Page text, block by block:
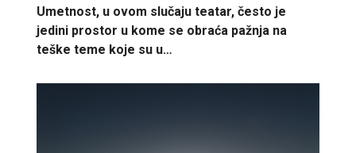
Umetnost, u ovom slučaju teatar, često je
jedini prostor u kome se obraća pažnja na
teške teme koje su u…